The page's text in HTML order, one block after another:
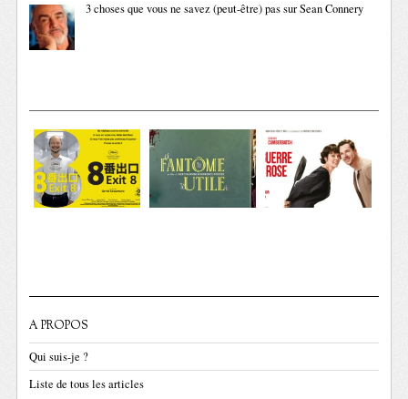
3 choses que vous ne savez (peut-être) pas sur Sean Connery
A PROPOS
Qui suis-je ?
Liste de tous les articles